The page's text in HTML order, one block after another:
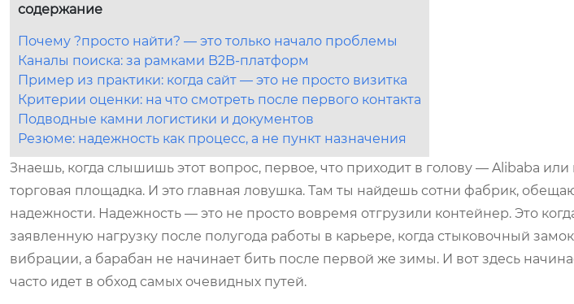
содержание
Почему ?просто найти? — это только начало проблемы
Каналы поиска: за рамками B2B-платформ
Пример из практики: когда сайт — это не просто визитка
Критерии оценки: на что смотреть после первого контакта
Подводные камни логистики и документов
Резюме: надежность как процесс, а не пункт назначения
Знаешь, когда слышишь этот вопрос, первое, что приходит в голову — Alibaba или
торговая площадка. И это главная ловушка. Там ты найдешь сотни фабрик,
надежности. Надежность — это не просто вовремя отгрузили контейнер. Это
заявленную нагрузку после полугода работы в карьере, когда стыковочный
вибрации, а барабан не начинает бить после первой же зимы. И вот здесь
часто идет в обход самых очевидных путей.